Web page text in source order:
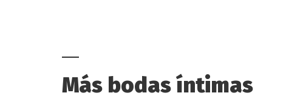
Más bodas íntimas